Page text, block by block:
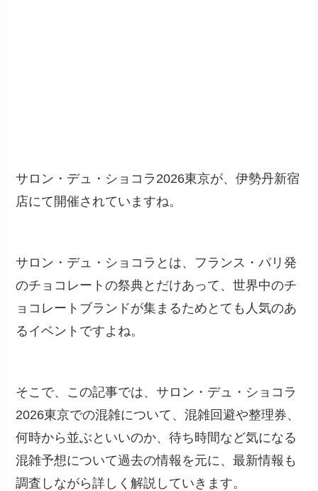
サロン・デュ・ショコラ2026東京が、伊勢丹新宿
店にて開催されていますね。
サロン・デュ・ショコラとは、フランス・パリ発
のチョコレートの祭典とだけあって、世界中のチ
ョコレートブランドが集まるためとても人気のあ
るイベントですよね。
そこで、この記事では、サロン・デュ・ショコラ
2026東京での混雑について、混雑回避や整理券、
何時から並ぶといいのか、待ち時間など気になる
混雑予想について過去の情報を元に、最新情報も
調査しながら詳しく解説していきます。